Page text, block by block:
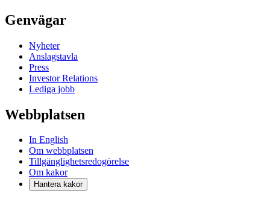
Genvägar
Nyheter
Anslagstavla
Press
Investor Relations
Lediga jobb
Webbplatsen
In English
Om webbplatsen
Tillgänglighetsredogörelse
Om kakor
Hantera kakor